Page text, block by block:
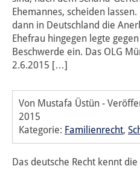
Ehemannes, scheiden
dann in Deutschland die
Ehefrau hingegen legte
Beschwerde ein. Das OLG
2.6.2015 […]
Von Mustafa Üstün -
2015
Kategorie: Familienrecht,
Das deutsche Recht kennt